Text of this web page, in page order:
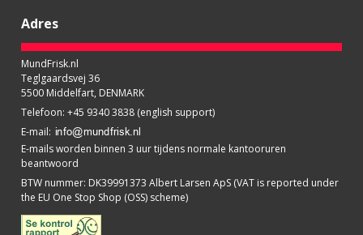
Adres
MundFrisk.nl
Teglgaardsvej 36
5500 Middelfart, DENMARK
Telefoon: +45 9340 3838 (english support)
E-mail:
E-mails worden binnen 3 uur tijdens normale kantooruren
beantwoord
BTW nummer: DK39991373 Albert Larsen ApS (VAT is reported under
the EU One Stop Shop (OSS) scheme)